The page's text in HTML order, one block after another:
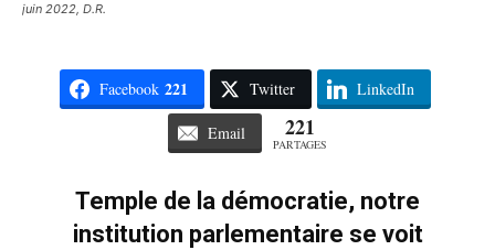
juin 2022, D.R.
Facebook 221 Twitter LinkedIn
Email 221
PARTAGES
Temple de la démocratie, notre
institution parlementaire se voit